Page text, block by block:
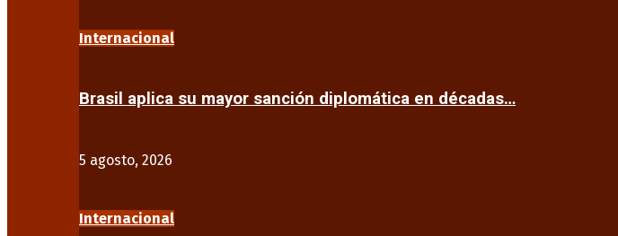
Internacional
Brasil aplica su mayor sanción diplomática en décadas…
5 agosto, 2026
Internacional